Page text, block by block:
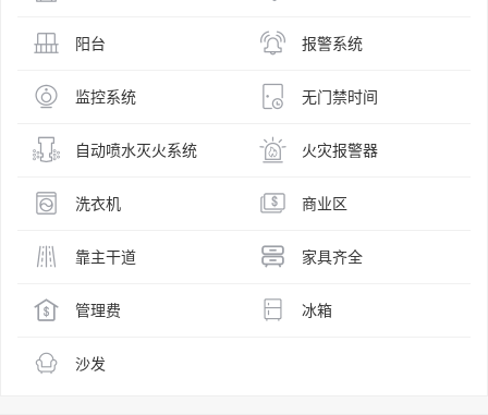
阳台 报警系统
监控系统 无门禁时间
自动喷水灭火系统 火灾报警器
洗衣机 商业区
靠主干道 家具齐全
管理费 冰箱
沙发